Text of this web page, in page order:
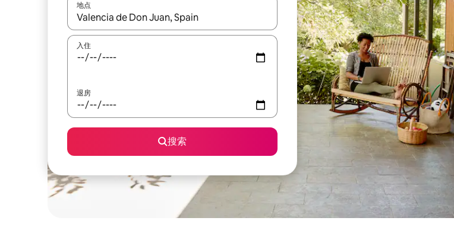
地点
如有搜索结果，请使用上下方向键查看，或通过点击或滑动手势浏览。
入住
退房
搜索